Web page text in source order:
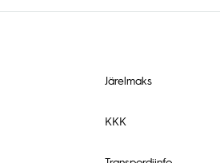
Järelmaks
KKK